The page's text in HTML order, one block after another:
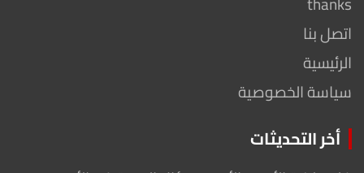
اتصل بنا
الرئيسية
سياسة الخصوصية
أخر التحديثات